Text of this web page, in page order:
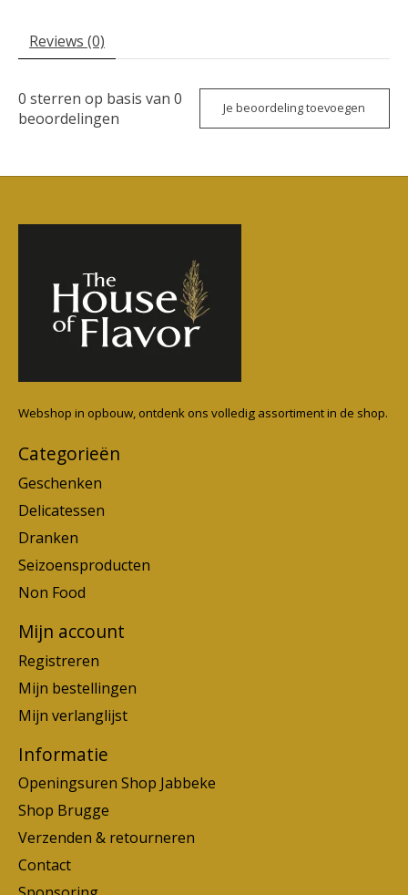
Reviews (0)
0 sterren op basis van 0
beoordelingen
Je beoordeling toevoegen
Webshop in opbouw, ontdenk ons volledig assortiment in de shop.
Categorieën
Geschenken
Delicatessen
Dranken
Seizoensproducten
Non Food
Mijn account
Registreren
Mijn bestellingen
Mijn verlanglijst
Informatie
Openingsuren Shop Jabbeke
Shop Brugge
Verzenden & retourneren
Contact